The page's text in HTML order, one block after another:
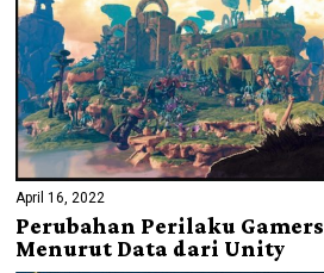
April 16, 2022
Perubahan Perilaku
Menurut Data dari Unity